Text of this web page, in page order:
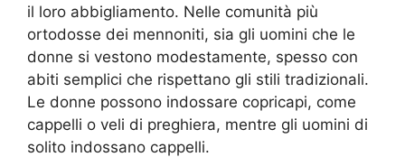
il loro abbigliamento. Nelle comunità più
ortodosse dei mennoniti, sia gli uomini che le
donne si vestono modestamente, spesso con
abiti semplici che rispettano gli stili tradizionali.
Le donne possono indossare copricapi, come
cappelli o veli di preghiera, mentre gli uomini di
solito indossano cappelli.